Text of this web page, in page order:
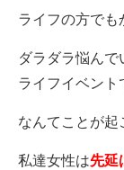
ライフの方でも
ダラダラ悩んで
ライフイベント
なんてことが起
私達女性は先延